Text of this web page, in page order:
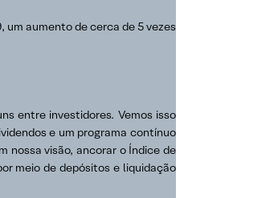
um aumento de cerca de 5 vezes
entre investidores. Vemos isso
e um programa contínuo
nossa visão, ancorar o Índice de
meio de depósitos e liquidação